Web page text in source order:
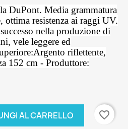
DuPont. Media grammatura
resistenza ai raggi UV.
nella produzione di
vele leggere ed
riflettente,
152 cm - Produttore:
AL CARRELLO
favorite_border